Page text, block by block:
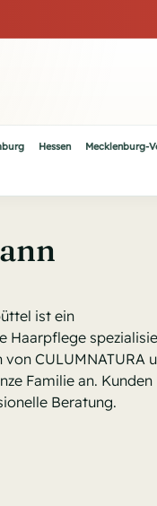
Hessen Mecklenburg-
ist ein
Haarpflege
CULUMNATURA
Familie an. Kunden
Beratung.